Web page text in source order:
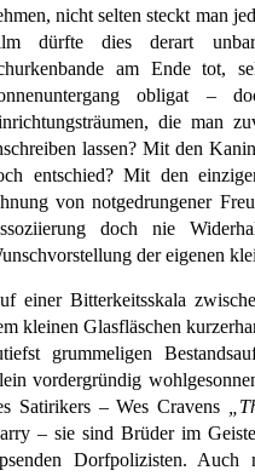
nicht selten steckt man
dürfte dies derart
am Ende tot,
obligat –
die man
lassen? Mit den
entschied? Mit den
von notgedrungener
doch nie
der eigenen
einer Bitterkeitsskala
kleinen Glasfläschen
grummeligen
vordergründig
Satirikers – Wes Cravens
– sie sind Brüder im
Dorfpolizisten. Auch